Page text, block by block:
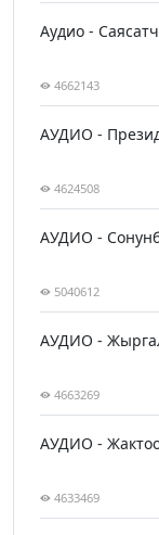
Аудио -
4662143
АУДИО -
4624508
АУДИО -
5040612
АУДИО -
4663269
АУДИО -
4633469